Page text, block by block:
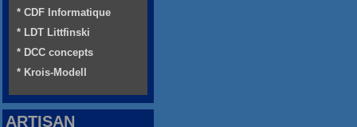
* CDF Informatique
* LDT Littfinski
* DCC concepts
* Krois-Modell
ARTISAN